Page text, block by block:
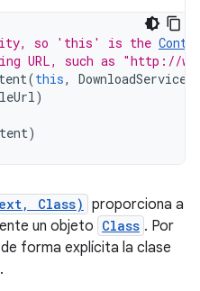
so 'this' is the
such as "http://
(this, DownloadService
)
)
Class) proporciona a
un objeto Class . Por
forma explícita la clase